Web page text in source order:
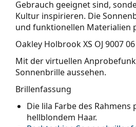
Gebrauch geeignet sind,
Kultur inspirieren. Die
und funktionellen Materialien
Oakley Holbrook XS OJ 9007
Mit der virtuellen
Sonnenbrille aussehen.
Brillenfassung
Die lila Farbe des
hellblondem Haar.